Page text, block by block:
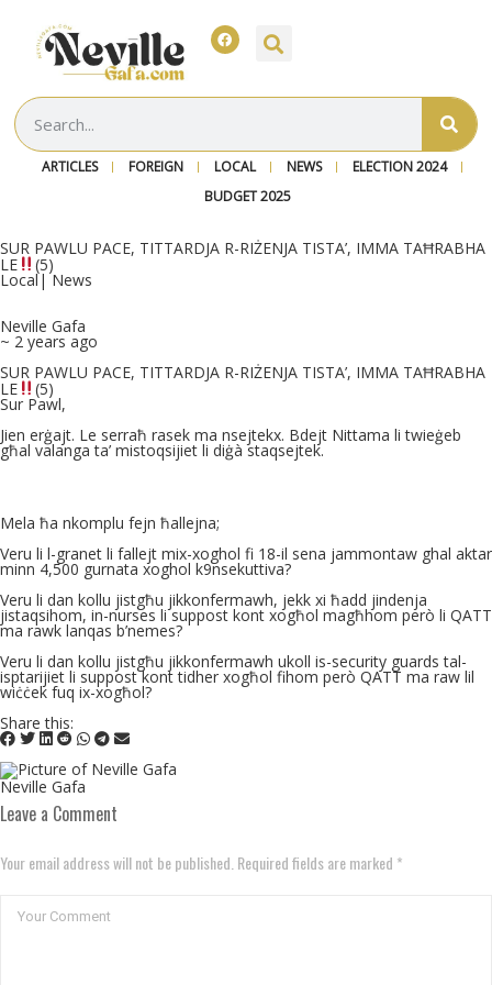
ARTICLES FOREIGN LOCAL NEWS
ELECTION 2024
BUDGET 2025
SUR PAWLU PACE, TITTARDJA R-RIŻENJA TISTA’, IMMA TAĦRABHA
LE (5)
Local|News
Neville Gafa
~ 2 years ago
SUR PAWLU PACE, TITTARDJA R-RIŻENJA TISTA’, IMMA TAĦRABHA
LE (5)
Sur Pawl,
Jien erġajt. Le serraħ rasek ma nsejtekx. Bdejt Nittama li twieġeb
għal valanga ta’ mistoqsijiet li diġà staqsejtek.
Mela ħa nkomplu fejn ħallejna;
Veru li l-granet li fallejt mix-xoghol fi 18-il sena jammontaw ghal aktar
minn 4,500 gurnata xoghol k9nsekuttiva?
Veru li dan kollu jistgħu jikkonfermawh, jekk xi ħadd jindenja
jistaqsihom, in-nurses li suppost kont xogħol magħhom però li QATT
ma rawk lanqas b’nemes?
Veru li dan kollu jistgħu jikkonfermawh ukoll is-security guards tal-
isptarijiet li suppost kont tidher xogħol fihom però QATT ma raw lil
wiċċek fuq ix-xogħol?
Share this:
Neville Gafa
Leave a Comment
Your email address will not be published. Required fields are marked *